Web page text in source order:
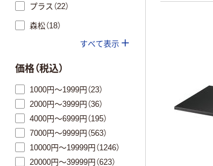
プラス（22）
森松（18）
すべて表示
価格（税込）
1000円～1999円（23）
2000円～3999円（36）
4000円～6999円（195）
7000円～9999円（563）
10000円～19999円（1246）
20000円～39999円（623）